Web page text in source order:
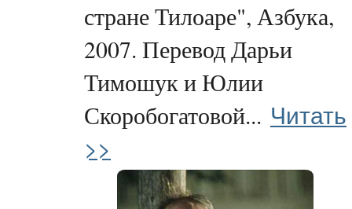
стране Тилоаре", Азбука,
2007. Перевод Дарьи
Тимошук и Юлии
Скоробогатовой... Читать
>>